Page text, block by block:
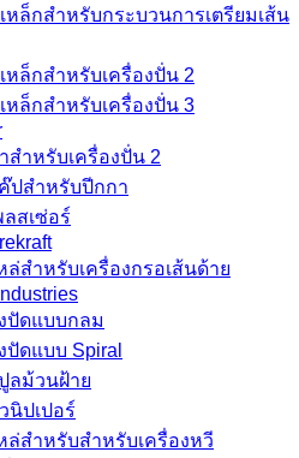
หล็กสำหรับกระบวนการเตรียมเส้น
หล็กสำหรับเครื่องปั่น 2
หล็กสำหรับเครื่องปั่น 3
สำหรับเครื่องปั่น 2
ปสำหรับปีกกา
ลสเซ่อร์
ล่สำหรับเครื่องกรอเส้นด้าย
ปัดแบบกลม
ปัดแบบ Spiral
ลม้วนฝ้าย
นิปเปอร์
ล่สำหรับสำหรับเครื่องหวี